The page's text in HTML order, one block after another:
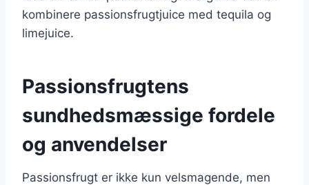
kombinere passionsfrugtjuice med tequila og
limejuice.
Passionsfrugtens
sundhedsmæssige fordele
og anvendelser
Passionsfrugt er ikke kun velsmagende, men